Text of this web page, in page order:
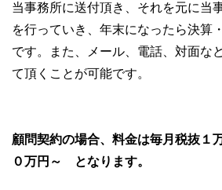
当事務所に送付頂き、それを元に当
を行っていき、年末になったら決算
です。また、メール、電話、対面な
て頂くことが可能です。
顧問契約の場合、料金は毎月税抜１
０万円～ となります。